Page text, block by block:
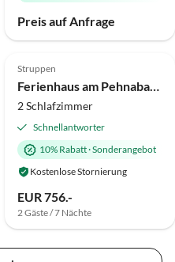
Preis auf Anfrage
Struppen
Ferienhaus am Pehnabach
2 Schlafzimmer
Schnellantworter
10% Rabatt·Sonderangebot
Kostenlose Stornierung
EUR 756.-
2 Gäste / 7 Nächte